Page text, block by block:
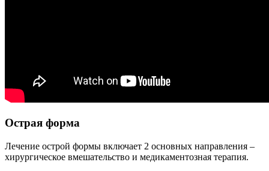
Острая форма
Лечение острой формы включает 2 основных направления –
хирургическое вмешательство и медикаментозная терапия.